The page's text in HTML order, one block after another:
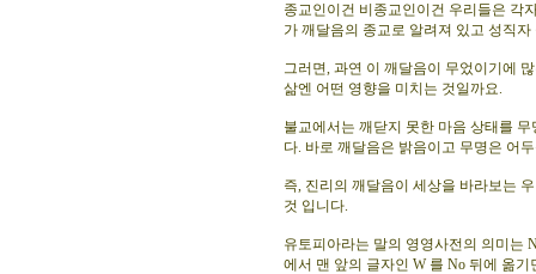
종교인이건 비종교인이건 우리들은 각
가 깨달음의 종교로 알려져 있고 성직
그러면, 과연 이 깨달음이 무었이기에
삶엔 어떤 영향을 미치는 것일까요.
불교에서는 깨닫지 못한 마음 상태를
다. 바로 깨달음은 밝음이고 무명은 어
즉, 진리의 깨달음이 세상을 바라보는
것 입니다.
유토피아라는 말의 영영사전의 의미는
에서 맨 앞의 글자인 W 를 No 뒤에 옮